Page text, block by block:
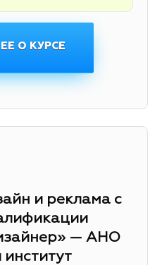
О КУРСЕ
и реклама с
— АНО